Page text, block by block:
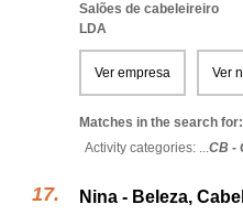
Salões de cabeleireiro
LDA
Ver empresa Ver
Matches in the search for:
Activity categories: ...CB -
Nina - Beleza,